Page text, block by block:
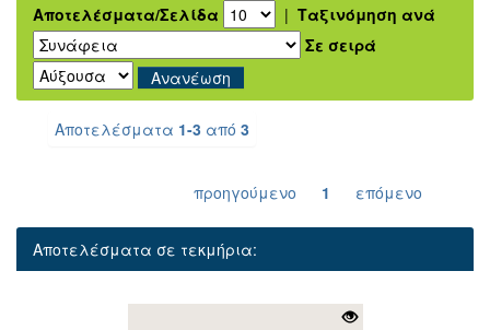
Αποτελέσματα/Σελίδα | Ταξινόμηση ανά
Σε σειρά
Αποτελέσματα 1-3 από 3
προηγούμενο 1 επόμενο
Αποτελέσματα σε τεκμήρια: